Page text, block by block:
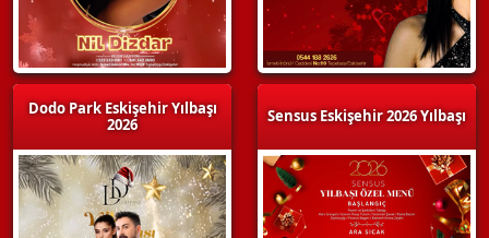
Dodo Park Eskişehir Yılbaşı
2026
Sensus Eskişehir 2026 Yılbaşı